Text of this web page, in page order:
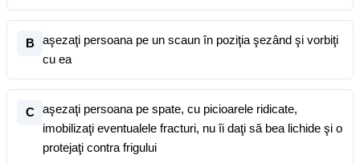
B
aşezaţi persoana pe un scaun în poziţia şezând şi vorbiţi
cu ea
C
aşezaţi persoana pe spate, cu picioarele ridicate,
imobilizaţi eventualele fracturi, nu îi daţi să bea lichide şi o
protejaţi contra frigului